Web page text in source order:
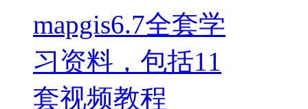
mapgis6.7全套学
习资料，包括11
套视频教程